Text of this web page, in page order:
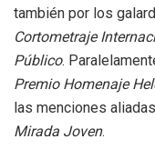
también por los
Cortometraje
Público.
Premio Homenaje
las menciones
Mirada Joven.